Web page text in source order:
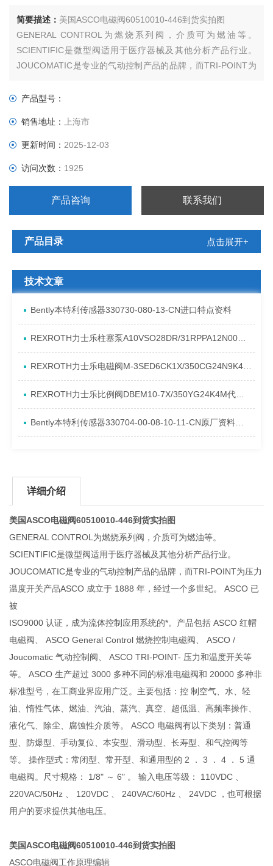
简要描述： 美国ASCO电磁阀60510010-446到货实拍图
GENERAL CONTROL为燃烧系列阀，介质可为燃油等。
SCIENTIFIC是微型阀适用于医疗器械及其他分析产品行业。
JOUCOMATIC是专业的气动控制产品的品牌，而TRI-POINT为
产品型号：
销售地址：上海市
更新时间：2025-12-03
访问次数： 1925
产品咨询 联系我们
产品目录 点击展开+
技术文章
Bently本特利传感器330730-080-13-CN进口特点资料
REXROTH力士乐柱塞泵A10VSO28DR/31RPPA12N00产品资料简介
REXROTH力士乐电磁阀M-3SED6CK1X/350CG24N9K4进口现货介绍
REXROTH力士乐比例阀DBEM10-7X/350YG24K4M代理资料
Bently本特利传感器330704-00-08-10-11-CN原厂资料介绍
详细介绍
美国ASCO电磁阀60510010-446到货实拍图
GENERAL CONTROL为燃烧系列阀，介质可为燃油等。
SCIENTIFIC是微型阀适用于医疗器械及其他分析产品行业。
JOUCOMATIC是专业的气动控制产品的品牌，而TRI-POINT为压力
温度开关产品ASCO 成立于 1888 年，经过一个多世纪。 ASCO 已
被
ISO9000 认证，成为流体控制应用系统的*。产品包括 ASCO 红帽
电磁阀、 ASCO General Control 燃烧控制电磁阀、 ASCO /
Joucomatic 气动控制阀、 ASCO TRI-POINT- 压力和温度开关等
等。 ASCO 生产超过 3000 多种不同的标准电磁阀和 20000 多种非
标准型号，在工商业界应用广泛。主要包括：控 制空气、水、轻
油、惰性气体、燃油、汽油、蒸汽、真空、超低温、高频率操作、
液化气、除尘、腐蚀性介质等。 ASCO 电磁阀有以下类别：普通
型、防爆型、手动复位、本安型、滑动型、长寿型、和气控阀等
等。 操作型式：常闭型、常开型、和通用型的 2 ． 3 ． 4 ． 5 通
电磁阀。尺寸规格： 1/8" ～ 6" 。 输入电压等级： 110VDC 、
220VAC/50Hz 、 120VDC 、 240VAC/60Hz 、 24VDC ，也可根据
用户的要求提供其他电压。
美国ASCO电磁阀60510010-446到货实拍图
ASCO电磁阀工作原理编辑